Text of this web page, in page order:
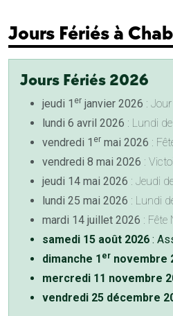
Jours Fériés à
Jours Fériés 2026
jeudi 1 er janvier 2026 :
lundi 6 avril 2026 : Lundi
vendredi 1 er mai 2026 :
vendredi 8 mai 2026 :
jeudi 14 mai 2026 : Jeudi
lundi 25 mai 2026 : Lundi
mardi 14 juillet 2026 : Fête
samedi 15 août 2026 :
dimanche 1 er novembre
mercredi 11 novembre
vendredi 25 décembre